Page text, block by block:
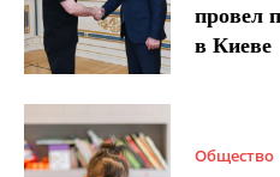
провел
в Киеве
Общество